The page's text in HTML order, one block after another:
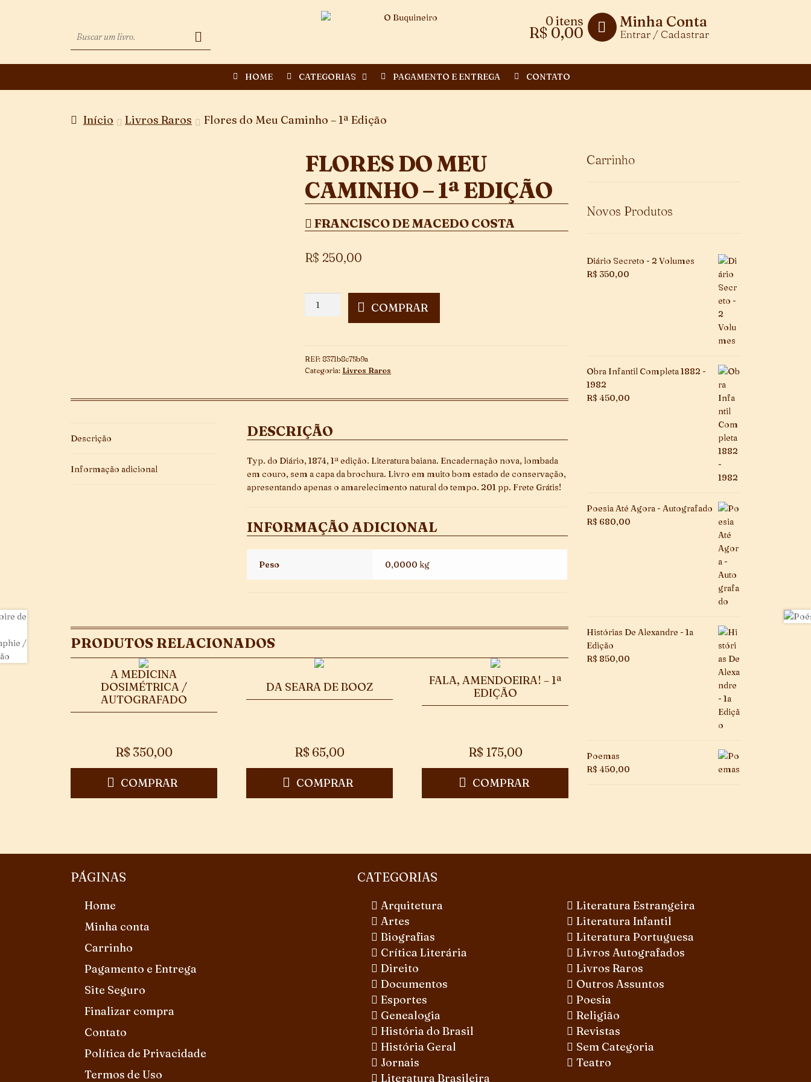
0 itens
R$ 0,00
Minha Conta
Entrar / Cadastrar
HOME CATEGORIAS PAGAMENTO E ENTREGA CONTATO
Início Livros Raros Flores do Meu Caminho – 1ª Edição
FLORES DO MEU
CAMINHO – 1ª EDIÇÃO
FRANCISCO DE MACEDO COSTA
R$ 250,00
1ª
Edição
COMPRAR
REF:8371b8c75b9a
Categoria: Livros Raros
Descrição
Informação adicional
DESCRIÇÃO
Typ. do Diário, 1874, 1ª edição. Literatura baiana. Encadernação nova, lombada
em couro, sem a capa da brochura. Livro em muito bom estado de conservação,
apresentando apenas o amarelecimento natural do tempo. 201 pp. Frete Grátis!
INFORMAÇÃO ADICIONAL
Peso 0,0000 kg
PRODUTOS RELACIONADOS
A MEDICINA
DOSIMÉTRICA /
AUTOGRAFADO
R$ 350,00
COMPRAR
DA SEARA DE BOOZ
R$ 65,00
COMPRAR
FALA, AMENDOEIRA! – 1ª
EDIÇÃO
R$ 175,00
COMPRAR
Carrinho
Novos Produtos
Diário Secreto - 2 Volumes
R$ 350,00
Obra Infantil Completa 1882 -
1982
R$ 450,00
Poesia Até Agora - Autografado
R$ 680,00
Histórias De Alexandre - 1a
Edição
R$ 850,00
Poemas
R$ 450,00
PÁGINAS
Home
Minha conta
Carrinho
Pagamento e Entrega
Site Seguro
Finalizar compra
Contato
Política de Privacidade
Termos de Uso
CATEGORIAS
Arquitetura
Artes
Biografias
Crítica Literária
Direito
Documentos
Esportes
Genealogia
História do Brasil
História Geral
Jornais
Literatura Brasileira
Literatura Estrangeira
Literatura Infantil
Literatura Portuguesa
Livros Autografados
Livros Raros
Outros Assuntos
Poesia
Religião
Revistas
Sem Categoria
Teatro